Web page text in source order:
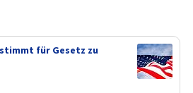
stimmt für Gesetz zu